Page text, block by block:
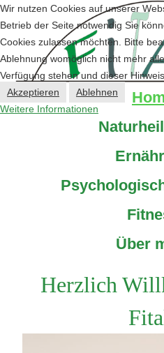
Über
Herzlich
Wir nutzen Cookies auf unserer
Betrieb der Seite notwendig Sie
Cookies zulassen möchten. Bitte
Ablehnung womöglich nicht mehr
Verfügung stehen und dieser
Akzeptieren
Ablehnen
Weitere Informationen